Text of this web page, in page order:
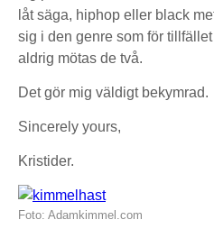
låt säga, hiphop eller black
sig i den genre som för
aldrig mötas de två.
Det gör mig väldigt bekymrad.
Sincerely yours,
Kristider.
Foto: Adamkimmel.com